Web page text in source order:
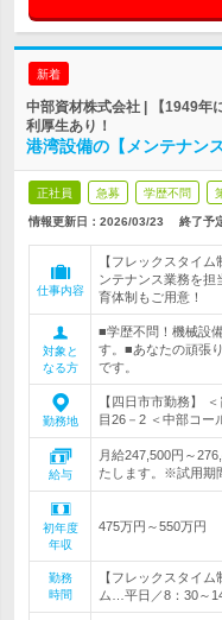
新着
中部資材株式会社 | 【1949年
利厚生あり！
港湾設備の【メンテナン
正社員 急募 学歴不問
情報更新日：2026/03/23 終了予
仕事内容
【フレックスタイ
ンテナンス業務を担
育体制もご用意！
対象と
なる方
■学歴不問！機械設
す。■あなたの頑張
です。
勤務地
【四日市市勤務】
目26－2 ＜中部コー
給与
月給247,500円～
たします。※試用期
初年度
年収
475万円～550万円
勤務
時間
【フレックスタイ
ム…平日／8：30～